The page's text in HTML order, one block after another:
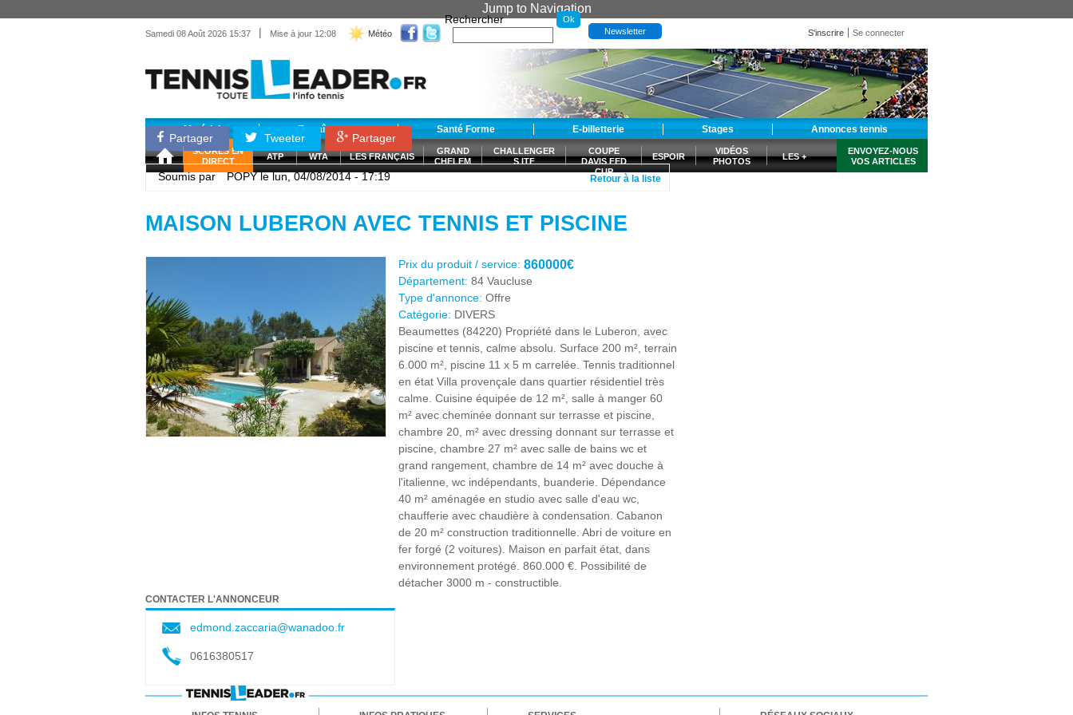
Jump to Navigation
Samedi 08 Août 2026 15:37 | Mise à jour 12:08 Météo
Rechercher
Newsletter S'inscrire Se connecter
Matériel Entraînement Santé Forme E-billetterie Stages Annonces tennis
SCORES EN
DIRECT
ATP WTA LES FRANÇAIS
GRAND
CHELEM
CHALLENGER
S ITF
COUPE
DAVIS FED
CUP
ESPOIR
VIDÉOS
PHOTOS
LES +
ENVOYEZ-NOUS
VOS ARTICLES
Partager Tweeter Partager
Soumis par POPYle lun, 04/08/2014 - 17:19 Retour à la liste
MAISON LUBERON AVEC TENNIS ET PISCINE
Prix du produit / service: 860000€
Département: 84 Vaucluse
Type d'annonce: Offre
Catégorie: DIVERS
Beaumettes (84220) Propriété dans le Luberon, avec
piscine et tennis, calme absolu. Surface 200 m², terrain
6.000 m², piscine 11 x 5 m carrelée. Tennis traditionnel
en état Villa provençale dans quartier résidentiel très
calme. Cuisine équipée de 12 m², salle à manger 60
m² avec cheminée donnant sur terrasse et piscine,
chambre 20, m² avec dressing donnant sur terrasse et
piscine, chambre 27 m² avec salle de bains wc et
grand rangement, chambre de 14 m² avec douche à
l'italienne, wc indépendants, buanderie. Dépendance
40 m² aménagée en studio avec salle d'eau wc,
chaufferie avec chaudière à condensation. Cabanon
de 20 m² construction traditionnelle. Abri de voiture en
fer forgé (2 voitures). Maison en parfait état, dans
environnement protégé. 860.000 €. Possibilité de
détacher 3000 m - constructible.
CONTACTER L'ANNONCEUR
edmond.zaccaria@wanadoo.fr
0616380517